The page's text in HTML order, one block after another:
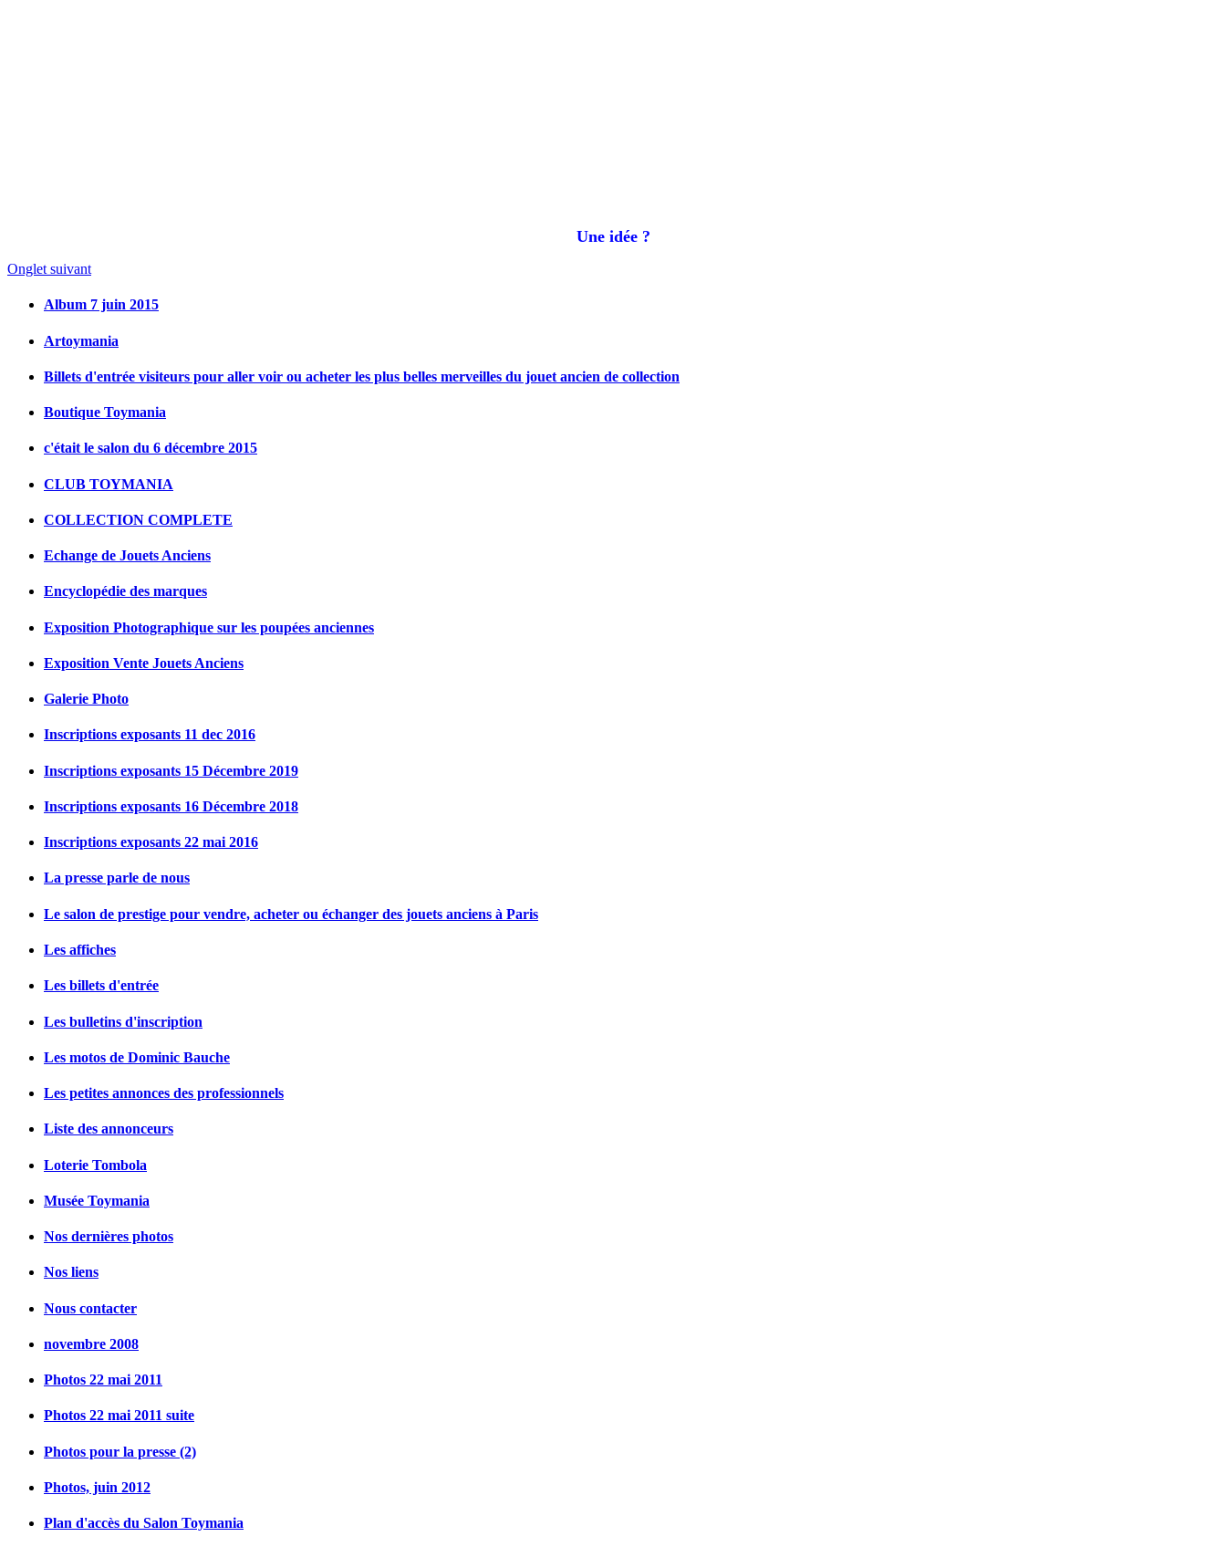
Une idée ?
Onglet suivant
Album 7 juin 2015
Artoymania
Billets d'entrée visiteurs pour aller voir ou acheter les plus belles merveilles du jouet ancien de collection
Boutique Toymania
c'était le salon du 6 décembre 2015
CLUB TOYMANIA
COLLECTION COMPLETE
Echange de Jouets Anciens
Encyclopédie des marques
Exposition Photographique sur les poupées anciennes
Exposition Vente Jouets Anciens
Galerie Photo
Inscriptions exposants 11 dec 2016
Inscriptions exposants 15 Décembre 2019
Inscriptions exposants 16 Décembre 2018
Inscriptions exposants 22 mai 2016
La presse parle de nous
Le salon de prestige pour vendre, acheter ou échanger des jouets anciens à Paris
Les affiches
Les billets d'entrée
Les bulletins d'inscription
Les motos de Dominic Bauche
Les petites annonces des professionnels
Liste des annonceurs
Loterie Tombola
Musée Toymania
Nos dernières photos
Nos liens
Nous contacter
novembre 2008
Photos 22 mai 2011
Photos 22 mai 2011 suite
Photos pour la presse (2)
Photos, juin 2012
Plan d'accès du Salon Toymania